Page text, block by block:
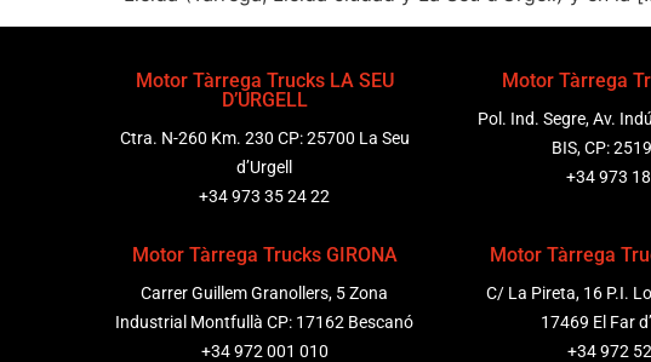
Motor Tàrrega Trucks LA SEU
D’URGELL
Ctra. N-260 Km. 230 CP: 25700 La Seu
d’Urgell
+34 973 35 24 22
Motor Tàrrega
Pol. Ind. Segre, Av.
BIS, CP:
+34 973
Motor Tàrrega Trucks GIRONA
Carrer Guillem Granollers, 5 Zona
Industrial Montfullà CP: 17162 Bescanó
+34 972 001 010
Motor Tàrrega
C/ La Pireta, 16 P.I.
17469 El Far
+34 972